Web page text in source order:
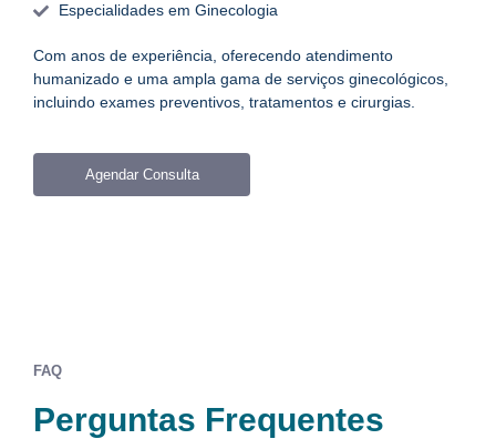
Especialidades em Ginecologia
Com anos de experiência, oferecendo atendimento
humanizado e uma ampla gama de serviços ginecológicos,
incluindo exames preventivos, tratamentos e cirurgias.
Agendar Consulta
FAQ
Perguntas Frequentes